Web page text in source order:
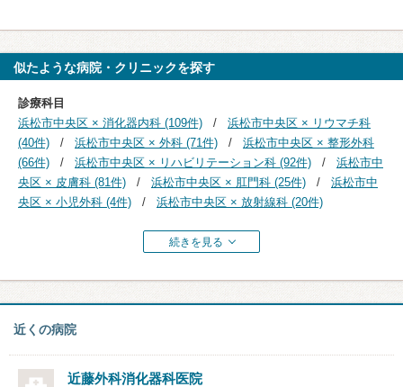
似たような病院・クリニックを探す
診療科目
浜松市中央区 × 消化器内科 (109件)
浜松市中央区 × リウマチ科
(40件)
浜松市中央区 × 外科 (71件)
浜松市中央区 × 整形外科
(66件)
浜松市中央区 × リハビリテーション科 (92件)
浜松市中
央区 × 皮膚科 (81件)
浜松市中央区 × 肛門科 (25件)
浜松市中
央区 × 小児外科 (4件)
浜松市中央区 × 放射線科 (20件)
続きを見る
近くの病院
近藤外科消化器科医院